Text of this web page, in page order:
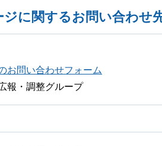
ジに関するお問い合わせ
問い合わせフォーム
報・調整グループ